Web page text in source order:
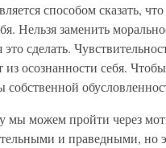
способом сказать,
Нельзя заменить
это сделать.
из осознанности себя.
собственной
мы можем пройти через
и праведными, но